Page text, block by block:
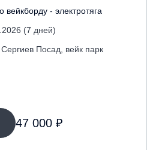
вейкборду - электротяга
(7 дней)
Посад, вейк парк
47 000 ₽